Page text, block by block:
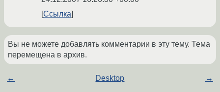
Ссылка
Вы не можете добавлять комментарии в эту тему. Тема
перемещена в архив.
← Desktop →